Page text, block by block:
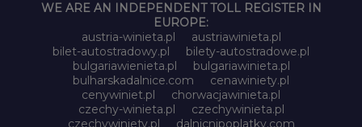
WE ARE AN INDEPENDENT TOLL REGISTER IN
EUROPE:
austria-winieta.pl
austriawinieta.pl
bilet-autostradowy.pl
bilety-autostradowe.pl
bulgariawienieta.pl
bulgariawinieta.pl
bulharskadalnice.com
cenawiniety.pl
cenywiniet.pl
chorwacjawinieta.pl
czechy-winieta.pl
czechywinieta.pl
czechywiniety.pl
dalnicnipoplatky.com